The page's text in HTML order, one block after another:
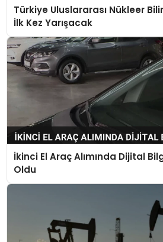
Türkiye Uluslararası Nükleer
İlk Kez Yarışacak
İkinci El Araç Alımında Dijital
Oldu